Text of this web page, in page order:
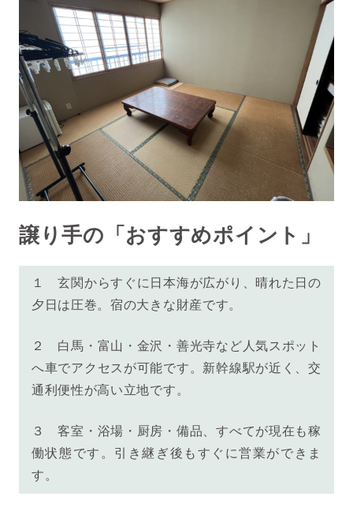
譲り手の「おすすめポイント」
１玄関からすぐに日本海が広がり、晴れた日の
夕日は圧巻。宿の大きな財産です。
２ 白馬・富山・金沢・善光寺など人気スポット
へ車でアクセスが可能です。新幹線駅が近く、交
通利便性が高い立地です。
３客室・浴場・厨房・備品、すべてが現在も稼
働状態です。引き継ぎ後もすぐに営業ができま
す。